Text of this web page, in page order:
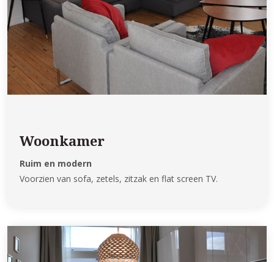
Woonkamer
Ruim en modern
Voorzien van sofa, zetels, zitzak en flat screen TV.